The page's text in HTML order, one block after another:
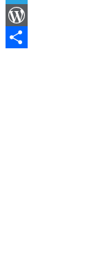
Telegram
WordPress